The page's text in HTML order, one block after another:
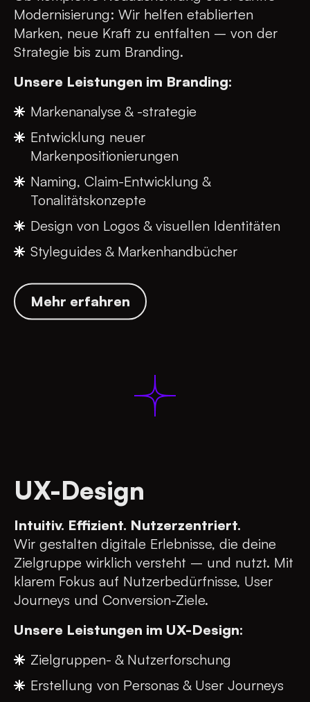
Modernisierung: Wir helfen etablierten
Marken, neue Kraft zu entfalten – von der
Strategie bis zum Branding.
Unsere Leistungen im Branding:
Markenanalyse & -strategie
Entwicklung neuer
Markenpositionierungen
Naming, Claim-Entwicklung &
Tonalitätskonzepte
Design von Logos & visuellen Identitäten
Styleguides & Markenhandbücher
Mehr erfahren
UX-Design
Intuitiv. Effizient. Nutzerzentriert.
Wir gestalten digitale Erlebnisse, die deine
Zielgruppe wirklich versteht – und nutzt. Mit
klarem Fokus auf Nutzerbedürfnisse, User
Journeys und Conversion-Ziele.
Unsere Leistungen im UX-Design:
Zielgruppen- & Nutzerforschung
Erstellung von Personas & User Journeys